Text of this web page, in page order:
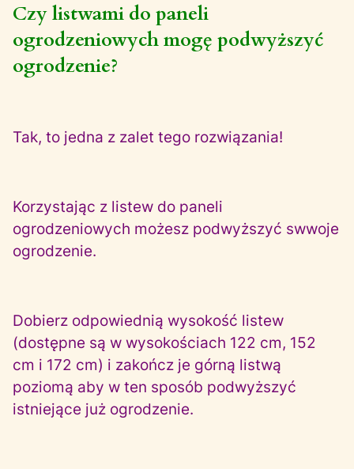
Czy listwami do paneli
ogrodzeniowych mogę podwyższyć
ogrodzenie?
Tak, to jedna z zalet tego rozwiązania!
Korzystając z listew do paneli
ogrodzeniowych możesz podwyższyć swwoje
ogrodzenie.
Dobierz odpowiednią wysokość listew
(dostępne są w wysokościach 122 cm, 152
cm i 172 cm) i zakończ je górną listwą
poziomą aby w ten sposób podwyższyć
istniejące już ogrodzenie.